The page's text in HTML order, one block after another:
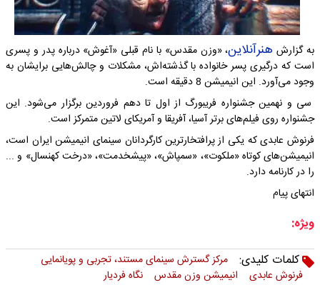
به گزارش هنرآنلاین، «وزن مقدس» با نام قبلی «آغوش» درباره پدر و پسری
است که درگیری پسر خانواده با گذشته‌اش، مشکلات و چالش‌هایی برایشان به
وجود می‌آورد. این انیمیشن 8 دقیقه است.
سی و نهمین جشنواره فریبورگ از اول تا دهم فروردین برگزار می‌شود. این
جشنواره روی فیلم‌های برتر آسیا، آفریقا و آمریکای لاتین متمرکز است.
فرنوش عابدی که یکی از پرافتخارترین کارگردانان سینمای انیمیشن ایران است،
انیمیشن‌های کوتاه «ملکوت»، «سمپاش»، «پیشخدمت»، «درخت کهنسال» و ...
را در کارنامه دارد.
انتهای پیام
ویژه:
کلمات کلیدی:
مرکز گسترش سینمای مستند، تجربی و پویانمایی
فرنوش عابدی
انیمیشن وزن مقدس نگاه فردیار